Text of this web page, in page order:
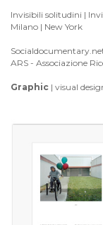
Invisibili solitudini |
Milano | New York
ARS - Associazione
Graphic | visual